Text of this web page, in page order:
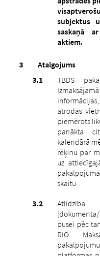
subjektus
saskaņā
aktiem.
Atalgojums
TBDS
atrodas
piemērots
panākta
kalendārā
rēķinu par
uz
skaitu.
pusei pēc
RIO